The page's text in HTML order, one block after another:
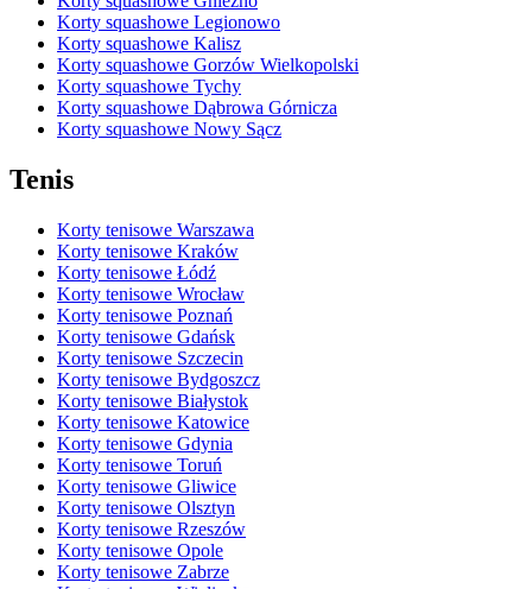
Korty squashowe Legionowo
Korty squashowe Kalisz
Korty squashowe Gorzów Wielkopolski
Korty squashowe Tychy
Korty squashowe Dąbrowa Górnicza
Korty squashowe Nowy Sącz
Tenis
Korty tenisowe Warszawa
Korty tenisowe Kraków
Korty tenisowe Łódź
Korty tenisowe Wrocław
Korty tenisowe Poznań
Korty tenisowe Gdańsk
Korty tenisowe Szczecin
Korty tenisowe Bydgoszcz
Korty tenisowe Białystok
Korty tenisowe Katowice
Korty tenisowe Gdynia
Korty tenisowe Toruń
Korty tenisowe Gliwice
Korty tenisowe Olsztyn
Korty tenisowe Rzeszów
Korty tenisowe Opole
Korty tenisowe Zabrze